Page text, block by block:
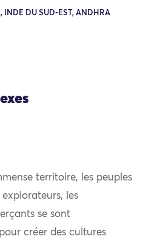
INDE DU SUD-EST, ANDHRA
territoire, les peuples
les
se sont
créer des cultures